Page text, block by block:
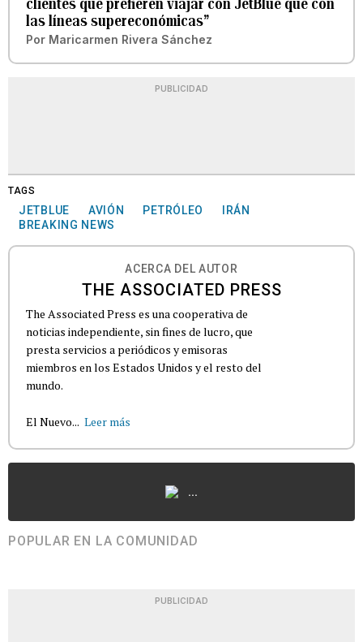
las líneas supereconómicas”
Por Maricarmen Rivera Sánchez
PUBLICIDAD
TAGS
JETBLUE AVIÓN PETRÓLEO
IRÁN
BREAKING NEWS
ACERCA DEL AUTOR
THE ASSOCIATED PRESS
The Associated Press es una cooperativa de
noticias independiente, sin fines de lucro, que
presta servicios a periódicos y emisoras
miembros en los Estados Unidos y el resto del
mundo.
El Nuevo... Leer más
...
POPULAR EN LA COMUNIDAD
PUBLICIDAD